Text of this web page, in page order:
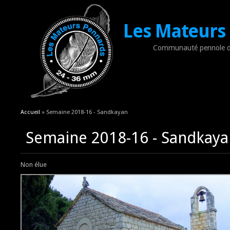
Les
Communauté pennole
Vous êtes ici
Accueil » Semaine 2018-16 - Sandkayan
Semaine 2018-16 -
Non élue